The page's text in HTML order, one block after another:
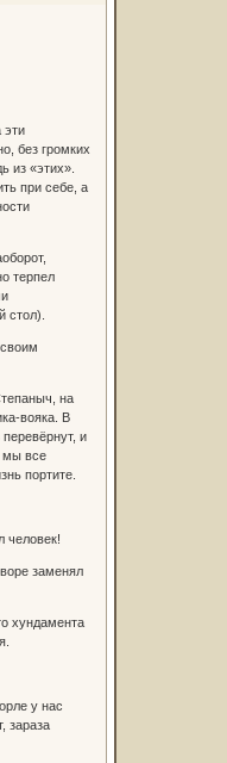
эти
без громких
из «этих».
при себе, а
терпел
стол).
на
вояка. В
и
мы все
портите.
человек!
заменял
хундамента
у нас
зараза